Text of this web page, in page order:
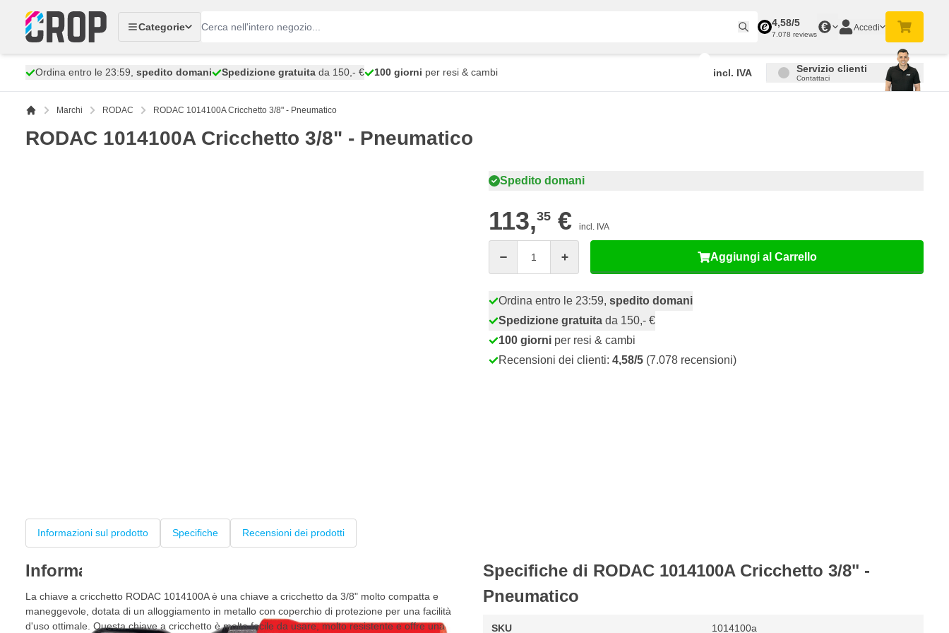
Categorie
4,58/5
7.078 reviews
€ Accedi
Ordina entro le 23:59, spedito domani Spedizione gratuita da 150,- € 100 giorni per resi & cambi incl. IVA Servizio clienti
Contattaci
Marchi RODAC RODAC 1014100A Cricchetto 3/8" - Pneumatico
RODAC 1014100A Cricchetto 3/8" - Pneumatico
Spedito domani
113,35 € incl. IVA
Aggiungi al Carrello
Ordina entro le 23:59, spedito domani
Spedizione gratuita da 150,- €
100 giorni per resi & cambi
Recensioni dei clienti: 4,58/5 (7.078 recensioni)
Informazioni sul prodotto Specifiche Recensioni dei prodotti
Informazioni sul prodotto
La chiave a cricchetto RODAC 1014100A è una chiave a cricchetto da 3/8" molto compatta e
maneggevole, dotata di un alloggiamento in metallo con coperchio di protezione per una facilità
d'uso ottimale. Questa chiave a cricchetto è molto facile da usare, molto resistente e offre una
Specifiche di RODAC 1014100A Cricchetto 3/8" -
Pneumatico
SKU 1014100a